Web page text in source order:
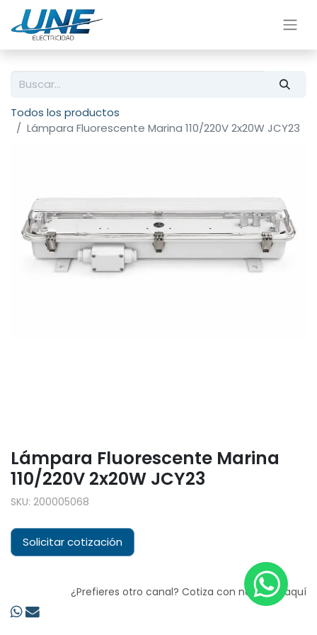
Todos los productos
Lámpara Fluorescente Marina 110/220V 2x20W JCY23
Lámpara Fluorescente Marina
110/220V 2x20W JCY23
SKU: 200005068
Solicitar cotización
¿Prefieres otro canal? Cotiza con nosotros aquí